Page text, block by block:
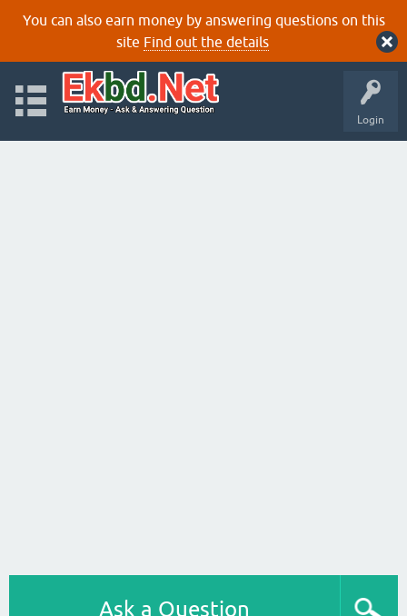
You can also earn money by answering questions on this
site Find out the details
Login
Ask a Question